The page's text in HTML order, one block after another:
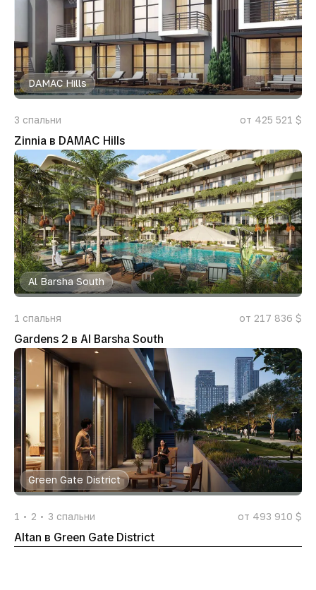
DAMAC Hills
3 спальни от 425 521 $
Zinnia в DAMAC Hills
Al Barsha South
1 спальня от 217 836 $
Gardens 2 в Al Barsha South
Green Gate District
1 2 3 спальни от 493 910 $
Altan в Green Gate District